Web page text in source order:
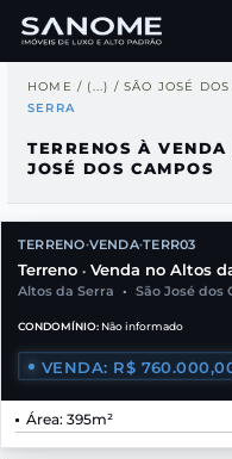
HOME / (...) / SÃO JOSÉ
SERRA
TERRENOS À
JOSÉ DOS CAMPOS
TERRENO•VENDA•TERR03
Terreno • Venda no Altos
Altos da Serra • São José dos
CONDOMÍNIO: Não informado
VENDA: R$
Área: 395m²